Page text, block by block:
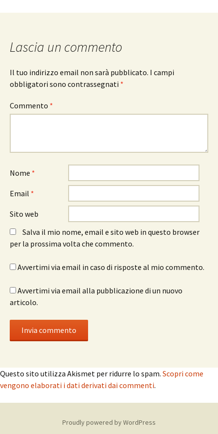
Lascia un commento
Il tuo indirizzo email non sarà pubblicato. I campi
obbligatori sono contrassegnati *
Commento *
Nome *
Email *
Sito web
Salva il mio nome, email e sito web in questo browser
per la prossima volta che commento.
Avvertimi via email in caso di risposte al mio commento.
Avvertimi via email alla pubblicazione di un nuovo
articolo.
Questo sito utilizza Akismet per ridurre lo spam. Scopri come
vengono elaborati i dati derivati dai commenti.
Proudly powered by WordPress